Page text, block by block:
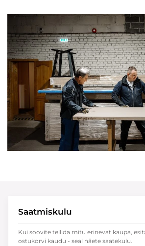
Saatmiskulu
Kui soovite tellida mitu erinevat kaupa,
ostukorvi kaudu - seal näete saatekulu.